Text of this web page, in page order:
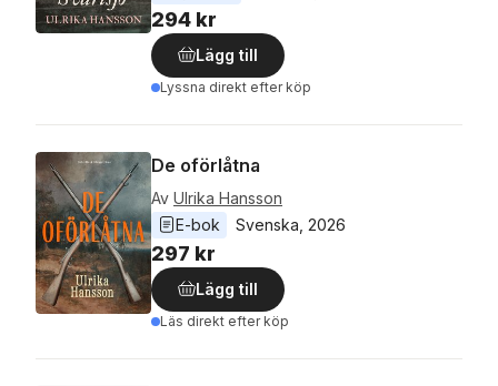
294 kr
Lägg till
Lyssna direkt efter köp
De oförlåtna
Av Ulrika Hansson
E-bok
Svenska 2026
297 kr
Lägg till
Läs direkt efter köp